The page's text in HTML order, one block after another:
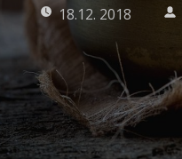
18.12. 2018